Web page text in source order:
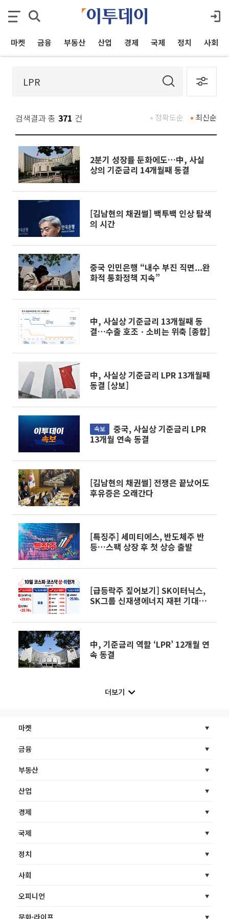
마켓 금융 부동산 산업 경제 국제 정치 사회
검색결과 총 371 건 최신순
정확도순
2분기 성장률 둔화에도…中, 사실
상의 기준금리 14개월째 동결
[김남현의 채권썰] 백투백 인상 탐색
의 시간
중국 인민은행 “내수 부진 직면...완
화적 통화정책 지속”
中, 사실상 기준금리 13개월째 동
결…수출 호조ㆍ소비는 위축 [종합]
中, 사실상 기준금리 LPR 13개월째
동결 [상보]
속보
13개월 연속 동결
[김남현의 채권썰] 전쟁은 끝났어도
후유증은 오래간다
[특징주] 세미티에스, 반도체주 반
등…스팩 상장 후 첫 상승 출발
[급등락주 짚어보기] SK이터닉스,
SK그룹 신재생에너지 재편 기대에
中, 기준금리 역할 ‘LPR’ 12개월 연
속 동결
더보기
마켓
금융
부동산
산업
경제
국제
정치
사회
오피니언
문화·라이프